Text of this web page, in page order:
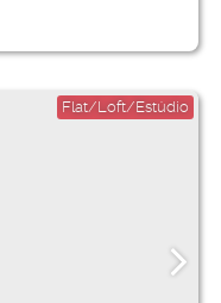
Flat/Loft/Estúdio